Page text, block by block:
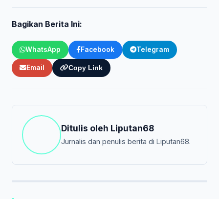
Bagikan Berita Ini:
WhatsApp Facebook Telegram
Email Copy Link
Ditulis oleh Liputan68
Jurnalis dan penulis berita di Liputan68.